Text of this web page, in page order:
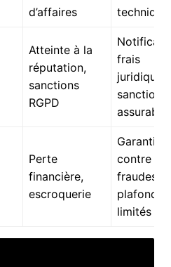
d’affaires
technique
Atteinte à la
réputation,
sanctions
RGPD
frais
juridiques,
sanctions
Perte
financière,
escroquerie
Garantie
contre
fraudes,
plafonds
limités